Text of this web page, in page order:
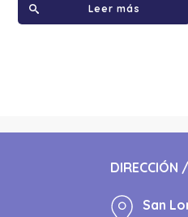
Leer más
DIRECCIÓN
San